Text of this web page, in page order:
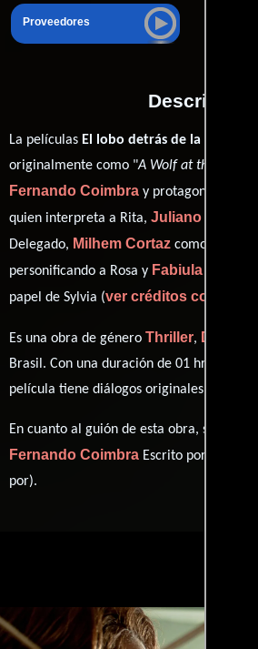
Proveedores
Descripción
La películas El lobo detrás de la puerta
originalmente como "A Wolf at the Door
Fernando Coimbra y protagonizada por
quien interpreta a Rita, Juliano Cazarré
Delegado, Milhem Cortaz como
personificando a Rosa y Fabiula
papel de Sylvia (ver créditos completos
Es una obra de género Thriller, Drama
Brasil. Con una duración de 01 hr 41 min
película tiene diálogos originales en
En cuanto al guión de esta obra, se
Fernando Coimbra Escrito por
por).